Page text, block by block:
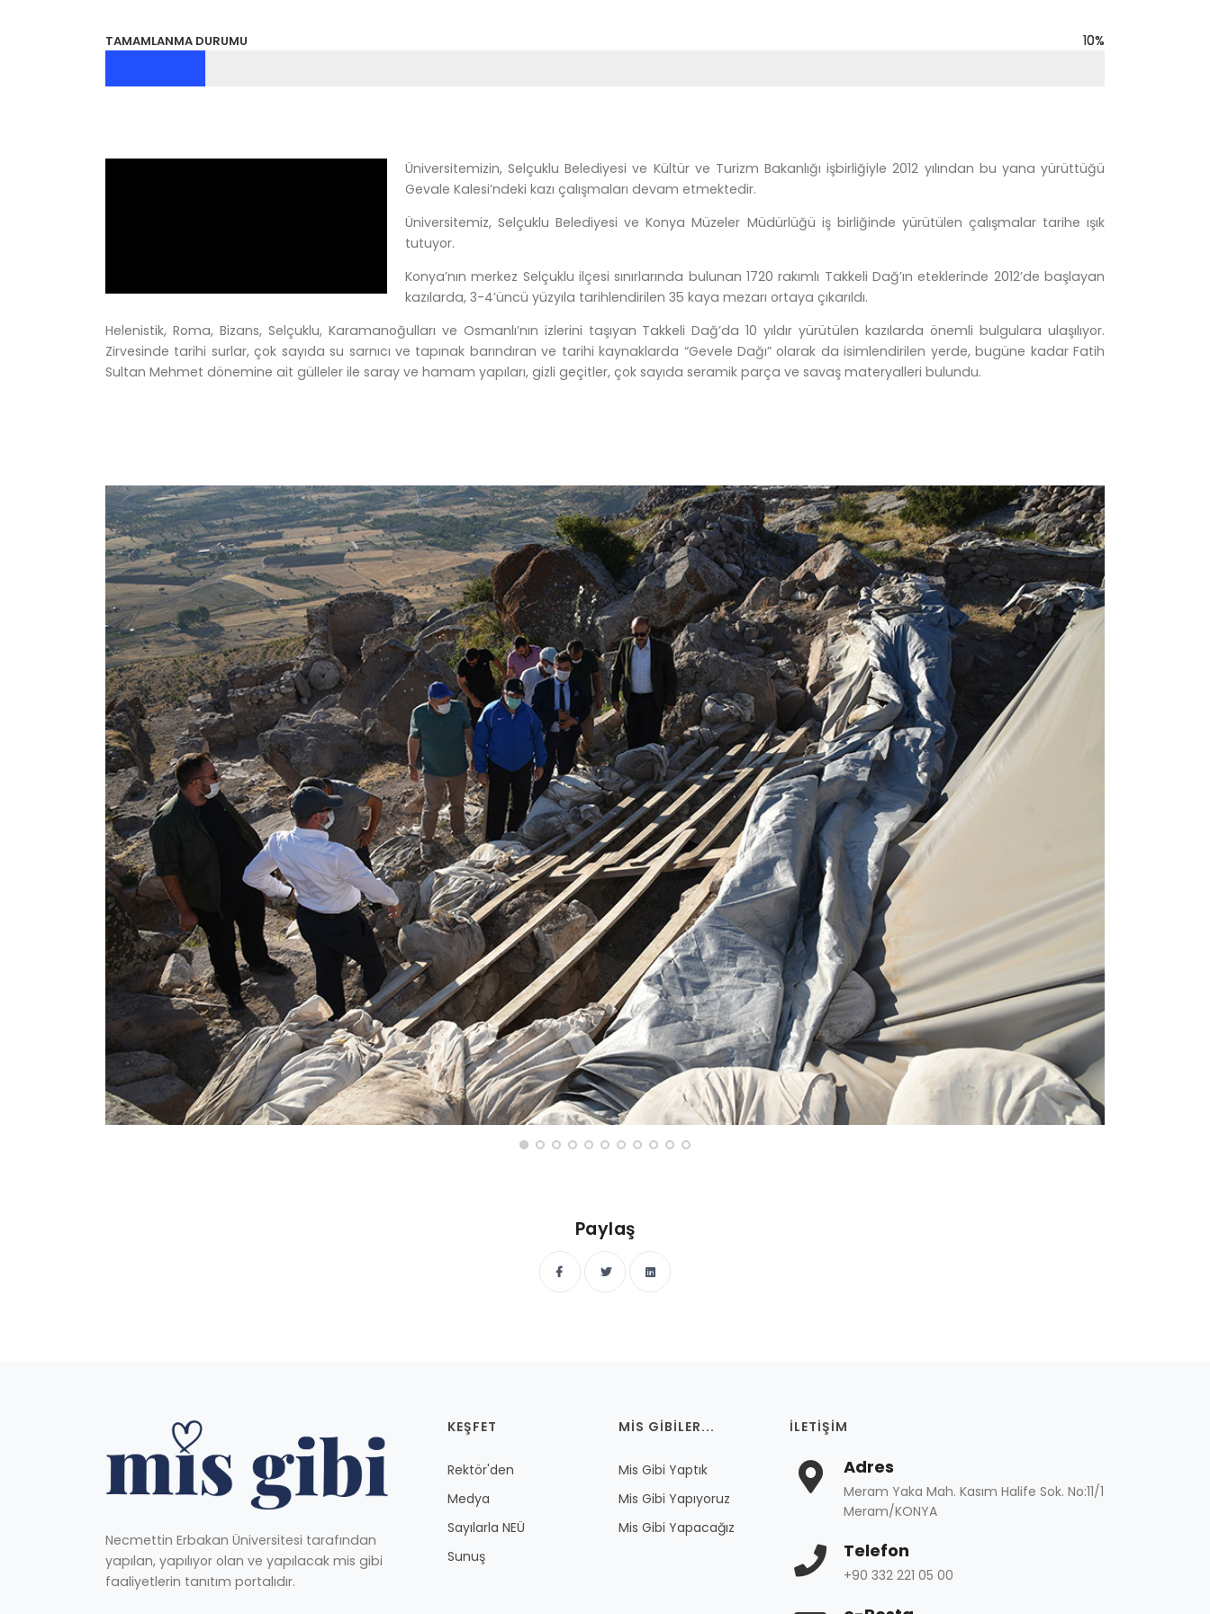
TAMAMLANMA DURUMU %
10%
10
Üniversitemizin, Selçuklu Belediyesi ve Kültür ve Turizm Bakanlığı işbirliğiyle 2012 yılından bu yana yürüttüğü
Gevale Kalesi’ndeki kazı çalışmaları devam etmektedir.
Üniversitemiz, Selçuklu Belediyesi ve Konya Müzeler Müdürlüğü iş birliğinde yürütülen çalışmalar tarihe ışık
tutuyor.
Konya’nın merkez Selçuklu ilçesi sınırlarında bulunan 1720 rakımlı Takkeli Dağ’ın eteklerinde 2012’de başlayan
kazılarda, 3-4’üncü yüzyıla tarihlendirilen 35 kaya mezarı ortaya çıkarıldı.
Helenistik, Roma, Bizans, Selçuklu, Karamanoğulları ve Osmanlı’nın izlerini taşıyan Takkeli Dağ’da 10 yıldır yürütülen kazılarda önemli bulgulara ulaşılıyor.
Zirvesinde tarihi surlar, çok sayıda su sarnıcı ve tapınak barındıran ve tarihi kaynaklarda “Gevele Dağı” olarak da isimlendirilen yerde, bugüne kadar Fatih
Sultan Mehmet dönemine ait gülleler ile saray ve hamam yapıları, gizli geçitler, çok sayıda seramik parça ve savaş materyalleri bulundu.
Paylaş
Necmettin Erbakan Üniversitesi tarafından
yapılan, yapılıyor olan ve yapılacak mis gibi
faaliyetlerin tanıtım portalıdır.
KEŞFET
Rektör'den
Medya
Sayılarla NEÜ
Sunuş
MIS GIBILER...
Mis Gibi Yaptık
Mis Gibi Yapıyoruz
Mis Gibi Yapacağız
İLETIŞIM
Adres
Meram Yaka Mah. Kasım Halife Sok. No:11/1
Meram/KONYA
Telefon
+90 332 221 05 00